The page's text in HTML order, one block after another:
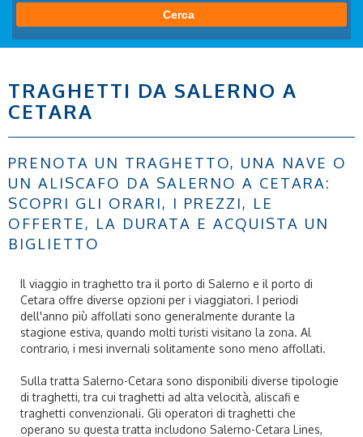
TRAGHETTI DA SALERNO A
CETARA
PRENOTA UN TRAGHETTO, UNA NAVE O
UN ALISCAFO DA SALERNO A CETARA:
SCOPRI GLI ORARI, I PREZZI, LE
OFFERTE, LA DURATA E ACQUISTA UN
BIGLIETTO
Il viaggio in traghetto tra il porto di Salerno e il porto di
Cetara offre diverse opzioni per i viaggiatori. I periodi
dell'anno più affollati sono generalmente durante la
stagione estiva, quando molti turisti visitano la zona. Al
contrario, i mesi invernali solitamente sono meno affollati.
Sulla tratta Salerno-Cetara sono disponibili diverse tipologie
di traghetti, tra cui traghetti ad alta velocità, aliscafi e
traghetti convenzionali. Gli operatori di traghetti che
operano su questa tratta includono Salerno-Cetara Lines,